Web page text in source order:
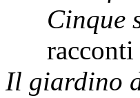
Cinque
racconti
Il giardino